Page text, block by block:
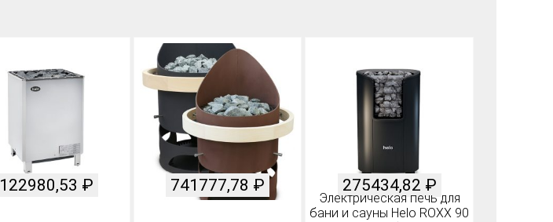
122980,53 ₽ 741777,78 ₽
Электрическая печь для
бани и сауны Helo ROXX 90
275434,82 ₽